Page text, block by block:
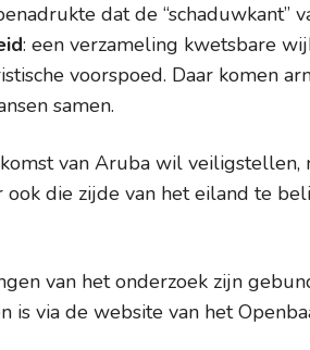
dat de “schaduwkant”
: een verzameling kwetsbare
voorspoed. Daar komen
samen.
van Aruba wil veiligstellen,
die zijde van het eiland te
van het onderzoek zijn
is via de website van het